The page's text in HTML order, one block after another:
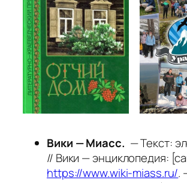
Вики — Миасс. — Текст:
// Вики — энциклопедия:
https://www.wiki-miass.ru/.